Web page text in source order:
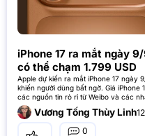
iPhone 17 ra mắt ngày
có thể chạm 1.799 USD
Apple dự kiến ra mắt iPhone 17 ngày
khiến người dùng bất ngờ. Giá iPhone
các nguồn tin rò rỉ từ Weibo và các
nguyên giá khởi
Vương Tống Thùy Linh
0